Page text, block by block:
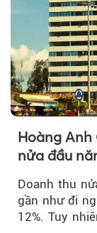
Hoàng Anh
nửa đầu
Doanh thu
gần như đi
12%. Tuy